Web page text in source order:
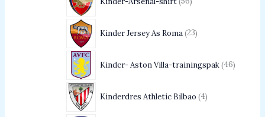
Kinder Jersey As Roma 23
Kinder- Aston Villa-trainingspak 46
Kinderdres Athletic Bilbao 4